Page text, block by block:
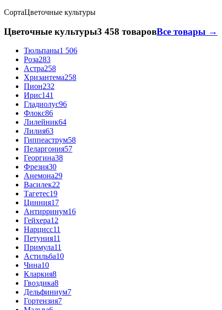
СортаЦветочные культуры
Цветочные культуры3 458 товаровВсе товары →
Тюльпаны1 506
Роза283
Астра258
Хризантема258
Пион232
Ирис141
Гладиолус96
Флокс86
Лилейник64
Лилия63
Гиппеаструм58
Пеларгония57
Георгина38
Фрезия30
Анемона29
Василек22
Тагетес19
Цинния17
Антирринум16
Гейхера12
Нарцисс11
Петуния11
Примула11
Астильба10
Чина10
Кларкия8
Гвоздика8
Дельфиниум7
Гортензия7